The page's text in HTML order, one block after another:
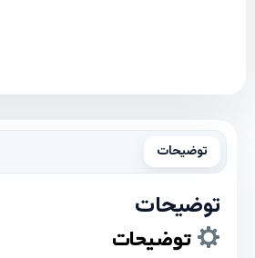
توضیحات
توضیحات
توضیحات